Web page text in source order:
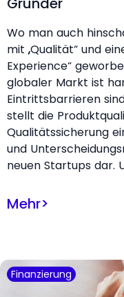
Wo man auch
mit „Qualität“ und
Experience“
globaler Markt ist
Eintrittsbarrieren
stellt die
Qualitätssicherung
und
neuen Startups dar.
Mehr>
Finanzierung